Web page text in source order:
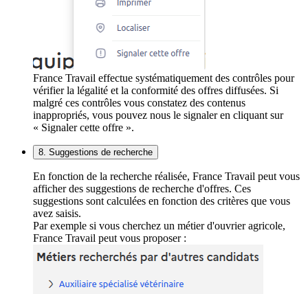
France Travail effectue systématiquement des contrôles pour
vérifier la légalité et la conformité des offres diffusées. Si
malgré ces contrôles vous constatez des contenus
inappropriés, vous pouvez nous le signaler en cliquant sur
« Signaler cette offre ».
8. Suggestions de recherche
En fonction de la recherche réalisée, France Travail peut vous
afficher des suggestions de recherche d'offres. Ces
suggestions sont calculées en fonction des critères que vous
avez saisis.
Par exemple si vous cherchez un métier d'ouvrier agricole,
France Travail peut vous proposer :